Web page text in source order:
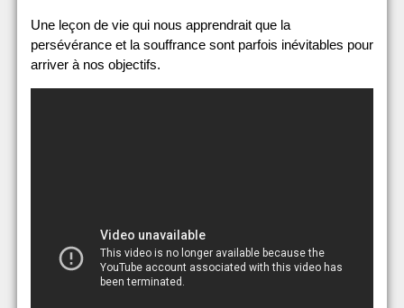
Une leçon de vie qui nous apprendrait que la
persévérance et la souffrance sont parfois inévitables pour
arriver à nos objectifs.